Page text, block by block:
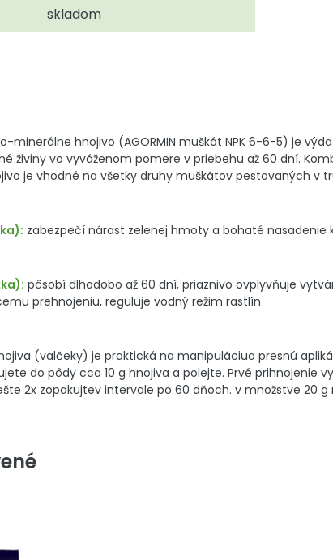
skladom
minerálne hnojivo (AGORMIN muškát NPK 6-6-5) je
živiny vo vyváženom pomere v priebehu až 60 dní.
je vhodné na všetky druhy muškátov pestovaných v
zabezpečí nárast zelenej hmoty a bohaté
pôsobí dlhodobo až 60 dní, priaznivo ovplyvňuje
prehnojeniu, reguluje vodný režim rastlín
(valčeky) je praktická na manipuláciua presnú
do pôdy cca 10 g hnojiva a polejte. Prvé prihnojenie
2x zopakujtev intervale po 60 dňoch. v množstve 20 g